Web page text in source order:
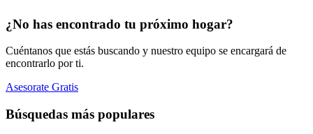
¿No has encontrado tu próximo hogar?
Cuéntanos que estás buscando y nuestro equipo se encargará de
encontrarlo por ti.
Asesorate Gratis
Búsquedas más populares